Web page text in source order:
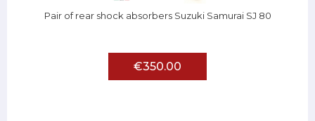
Pair of rear shock absorbers Suzuki Samurai SJ 80
€350.00